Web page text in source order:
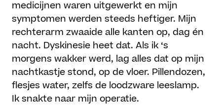
medicijnen waren uitgewerkt en mijn
symptomen werden steeds heftiger. Mijn
rechterarm zwaaide alle kanten op, dag én
nacht. Dyskinesie heet dat. Als ik ‘s
morgens wakker werd, lag alles dat op mijn
nachtkastje stond, op de vloer. Pillendozen,
flesjes water, zelfs de loodzware leeslamp.
Ik snakte naar mijn operatie.